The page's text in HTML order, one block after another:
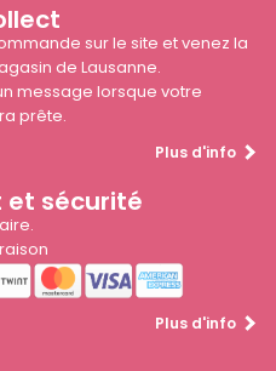
sur le site et venez la
de Lausanne.
message lorsque votre
prête.
Plus d'info
et sécurité
Plus d'info